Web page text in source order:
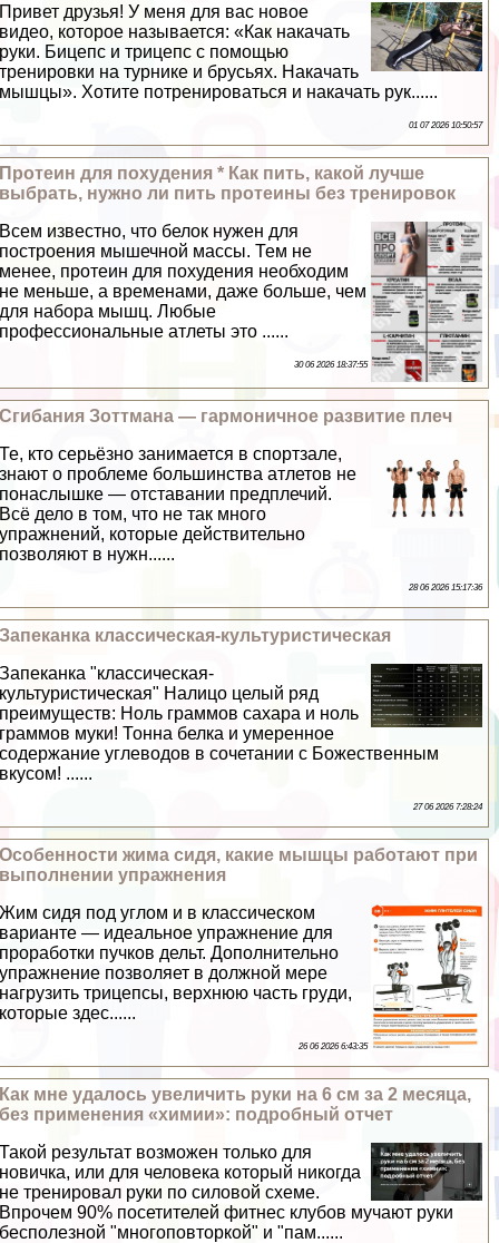
Привет друзья! У меня для вас новое
видео, которое называется: «Как накачать
руки. Бицепс и трицепс с помощью
тренировки на турнике и брусьях. Накачать
мышцы». Хотите потренироваться и накачать рук......
01 07 2026 10:50:57
Протеин для похудения * Как пить, какой лучше
выбрать, нужно ли пить протеины без тренировок
Всем известно, что белок нужен для
построения мышечной массы. Тем не
менее, протеин для похудения необходим
не меньше, а временами, даже больше, чем
для набора мышц. Любые
профессиональные атлеты это ......
30 06 2026 18:37:55
Сгибания Зоттмана — гармоничное развитие плеч
Те, кто серьёзно занимается в спортзале,
знают о проблеме большинства атлетов не
понаслышке — отставании предплечий.
Всё дело в том, что не так много
упражнений, которые действительно
позволяют в нужн......
28 06 2026 15:17:36
Запеканка классическая-культуристическая
Запеканка "классическая-
культуристическая" Налицо целый ряд
преимуществ: Ноль граммов сахара и ноль
граммов муки! Тонна белка и умеренное
содержание углеводов в сочетании с Божественным
вкусом! ......
27 06 2026 7:28:24
Особенности жима сидя, какие мышцы работают при
выполнении упражнения
Жим сидя под углом и в классическом
варианте — идеальное упражнение для
проработки пучков дельт. Дополнительно
упражнение позволяет в должной мере
нагрузить трицепсы, верхнюю часть гpyди,
которые здес......
26 06 2026 6:43:35
Как мне удалось увеличить руки на 6 см за 2 месяца,
без применения «химии»: подробный отчет
Такой результат возможен только для
новичка, или для человека который никогда
не тренировал руки по силовой схеме.
Впрочем 90% посетителей фитнес клубов мучают руки
бесполезной "многоповторкой" и "пам......